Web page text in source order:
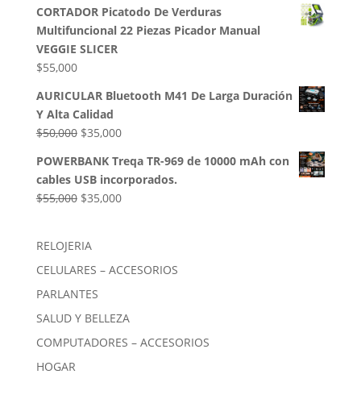
original
era:
$85,000.
actual
es:
CORTADOR Picatodo De Verduras
Multifuncional 22 Piezas Picador Manual
VEGGIE SLICER
$55,000
AURICULAR Bluetooth M41 De Larga Duración
Y Alta Calidad
$50,000 El
original
era:
$50,000.
$35,000El
actual
es:
$35,000.
POWERBANK Treqa TR-969 de 10000 mAh con
cables USB incorporados.
$55,000 El
era:
$55,000.
$35,000El
$35,000.
RELOJERIA
CELULARES – ACCESORIOS
PARLANTES
SALUD Y BELLEZA
COMPUTADORES – ACCESORIOS
HOGAR